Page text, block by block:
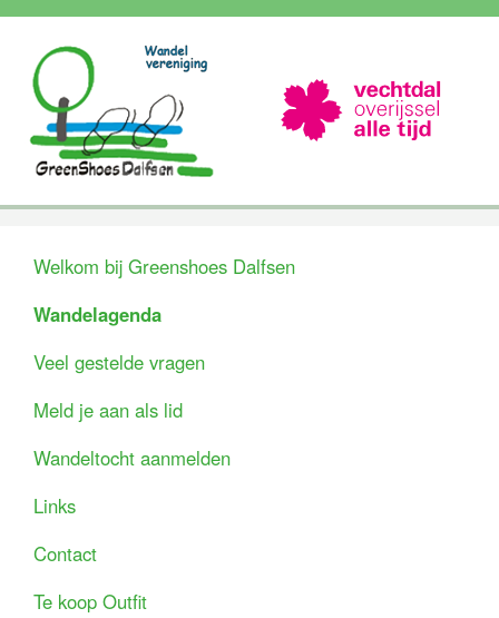
Welkom bij Greenshoes Dalfsen
Wandelagenda
Veel gestelde vragen
Meld je aan als lid
Wandeltocht aanmelden
Links
Contact
Te koop Outfit